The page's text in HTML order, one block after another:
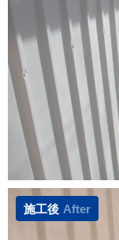
施工後 After